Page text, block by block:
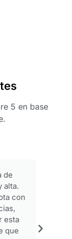
5 en base
de
alta.
con
esta
que